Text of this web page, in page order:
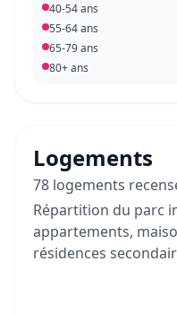
40-54 ans
55-64 ans
65-79 ans
80+ ans
Logements
78 logements
Répartition du parc
appartements,
résidences